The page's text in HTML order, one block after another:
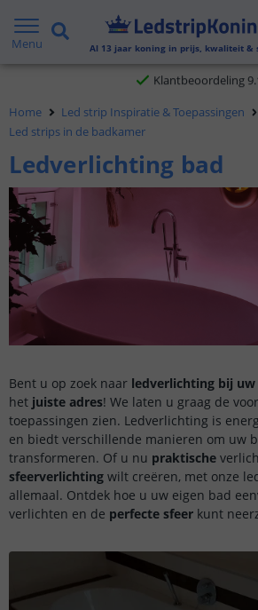
Menu Al 13 jaar koning in prijs, kwaliteit &
Gratis verzending vanaf € 20,-
Klantbeoordeling
Voor 23:45 uur besteld,
Home
Led strip Inspiratie & Toepassingen
Led strips in de badkamer
Ledverlichting bad
Bent u op zoek naar ledverlichting bij uw
het juiste adres! We laten u graag de
toepassingen zien. Ledverlichting is
en biedt verschillende manieren om uw
transformeren. Of u nu praktische
sfeerverlichting wilt creëren, met onze
allemaal. Ontdek hoe u uw eigen bad
verlichten en de perfecte sfeer kunt